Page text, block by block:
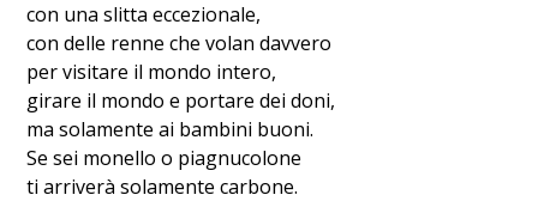
con una slitta eccezionale,
con delle renne che volan davvero
per visitare il mondo intero,
girare il mondo e portare dei doni,
ma solamente ai bambini buoni.
Se sei monello o piagnucolone
ti arriverà solamente carbone.